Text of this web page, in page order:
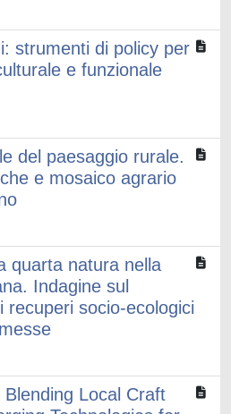
strumenti di policy per
e funzionale
del paesaggio rurale.
e mosaico agrario
quarta natura nella
Indagine sul
recuperi socio-ecologici
Local Craft